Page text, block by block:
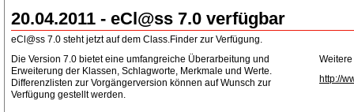
20.04.2011 - eCl@ss 7.0 verfügbar
eCl@ss 7.0 steht jetzt auf dem Class.Finder zur Verfügung.
Die Version 7.0 bietet eine umfangreiche Überarbeitung und
Erweiterung der Klassen, Schlagworte, Merkmale und Werte.
Differenzlisten zur Vorgängerversion können auf Wunsch zur
Verfügung gestellt werden.
http://